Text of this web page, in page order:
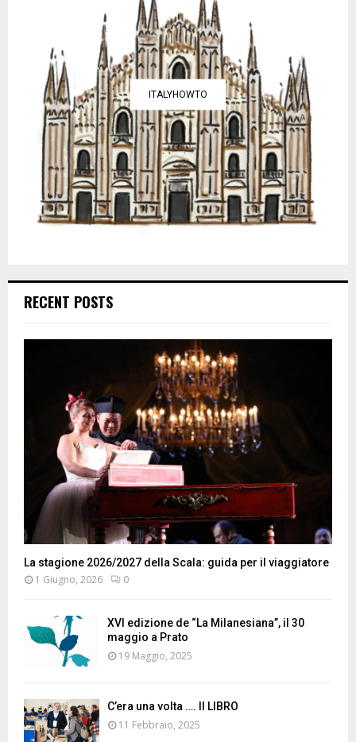
ITALYHOWTO
RECENT POSTS
La stagione 2026/2027 della Scala: guida per il viaggiatore
1 Giugno, 2026 0
XVI edizione de “La Milanesiana”, il 30
maggio a Prato
19 Maggio, 2025
C’era una volta …. Il LIBRO
11 Febbraio, 2025